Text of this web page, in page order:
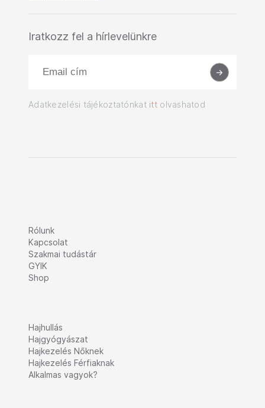
Iratkozz fel a hírlevelünkre
Adatkezelési tájékoztatónkat ittolvashatod
Rólunk
Kapcsolat
Szakmai tudástár
GYIK
Shop
Hajhullás
Hajgyógyászat
Hajkezelés Nőknek
Hajkezelés Férfiaknak
Alkalmas vagyok?